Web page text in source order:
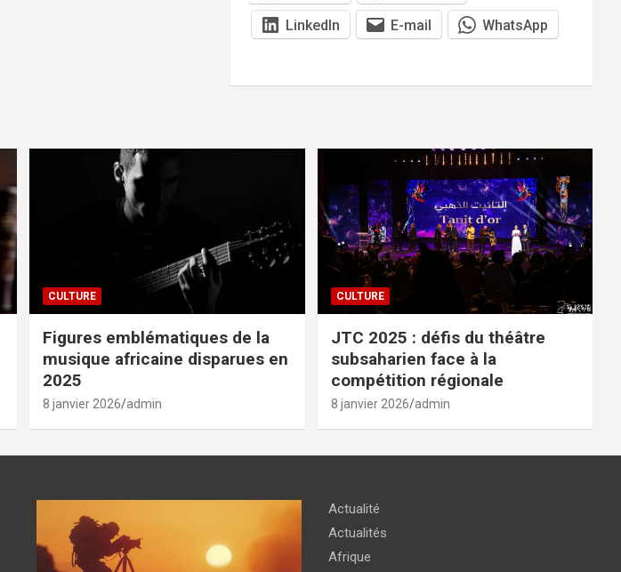
LinkedIn E-mail WhatsApp
CULTURE
Figures emblématiques de la
musique africaine disparues en
2025
8 janvier 2026 admin
CULTURE
JTC 2025 : défis du théâtre
subsaharien face à la
compétition régionale
8 janvier 2026 admin
Actualité
Actualités
Afrique